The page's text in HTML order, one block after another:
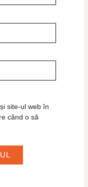
site-ul web în
când o să